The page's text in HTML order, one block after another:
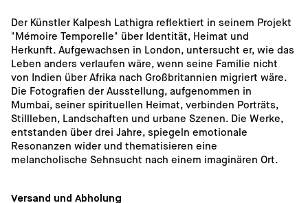
Der Künstler Kalpesh Lathigra reflektiert in seinem Projekt
"Mémoire Temporelle" über Identität, Heimat und
Herkunft. Aufgewachsen in London, untersucht er, wie das
Leben anders verlaufen wäre, wenn seine Familie nicht
von Indien über Afrika nach Großbritannien migriert wäre.
Die Fotografien der Ausstellung, aufgenommen in
Mumbai, seiner spirituellen Heimat, verbinden Porträts,
Stillleben, Landschaften und urbane Szenen. Die Werke,
entstanden über drei Jahre, spiegeln emotionale
Resonanzen wider und thematisieren eine
melancholische Sehnsucht nach einem imaginären Ort.
Versand und Abholung